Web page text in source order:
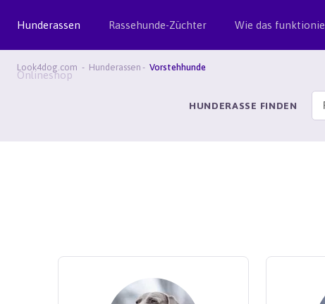
Hunderassen Rassehunde-Züchter Wie das
Onlineshop
Look4dog.com Hunderassen Vorstehhunde
HUNDERASSE FINDEN